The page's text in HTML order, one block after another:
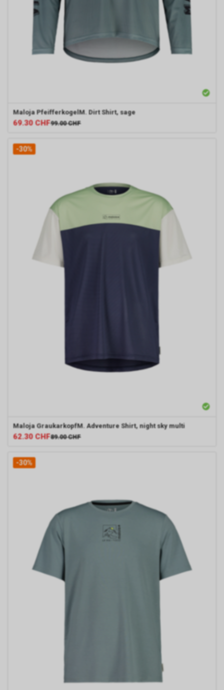
Maloja PfeifferkogelM. Dirt Shirt, sage
69.30 CHF99.00 CHF
-30%
Maloja GraukarkopfM. Adventure Shirt, night sky multi
62.30 CHF89.00 CHF
-30%